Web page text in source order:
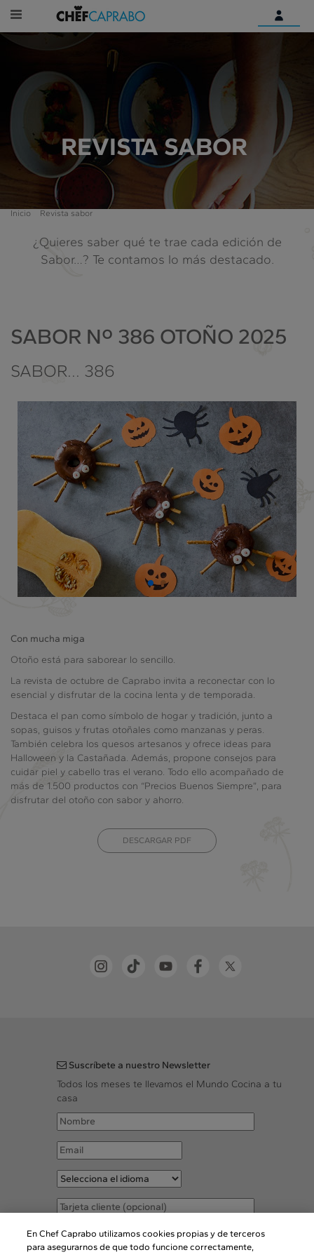
¿Aún no tienes una cuenta
digital?
Empieza aquí
REVISTA SABOR
Inicio Revista sabor
¿Quieres saber qué te trae cada edición de
Sabor…? Te contamos lo más destacado.
SABOR Nº 386 OTOÑO 2025
SABOR... 386
Con mucha miga
Otoño está para saborear lo sencillo.
La revista de octubre de Caprabo invita a reconectar con lo
esencial y disfrutar de la cocina lenta y de temporada.
Destaca el pan como símbolo de hogar y tradición, junto a
sopas, guisos y frutas otoñales como manzanas y peras.
También celebra los quesos artesanos y ofrece ideas para
Halloween y la Castañada. Además, propone consejos para
cuidar piel y cabello tras el verano. Todo ello acompañado de
más de 1.500 productos con “Precios Buenos Siempre”, para
disfrutar del otoño con sabor y ahorro.
DESCARGAR PDF
Suscríbete a nuestro Newsletter
Todos los meses te llevamos el Mundo Cocina a tu
casa
Acepto lasCondiciones legales
En Chef Caprabo utilizamos cookies propias y de terceros
para asegurarnos de que todo funcione correctamente,